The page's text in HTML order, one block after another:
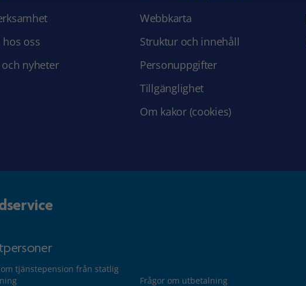
hos oss
och nyheter
Webbkarta
Struktur och innehåll
Personuppgifter
Tillgänglighet
Om kakor (cookies)
om tjänstepension från statlig
Frågor om utbetalning